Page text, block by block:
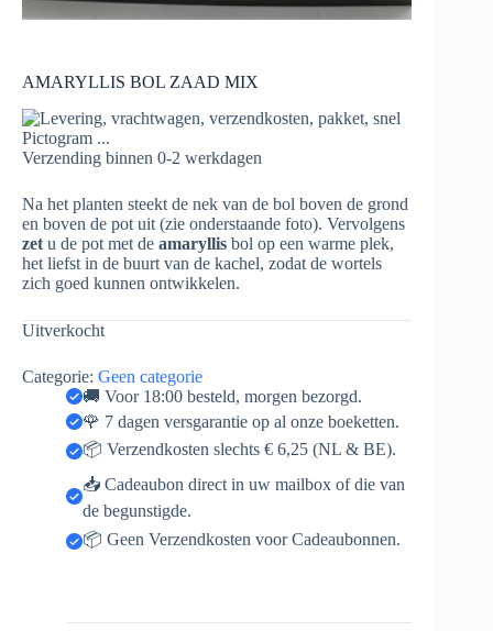
AMARYLLIS BOL ZAAD MIX
Verzending binnen 0-2 werkdagen
Na het planten steekt de nek van de bol boven de grond
en boven de pot uit (zie onderstaande foto). Vervolgens
zet u de pot met de amaryllis bol op een warme plek,
het liefst in de buurt van de kachel, zodat de wortels
zich goed kunnen ontwikkelen.
Uitverkocht
Categorie: Geen categorie
🚚 Voor 18:00 besteld, morgen bezorgd.
🌹 7 dagen versgarantie op al onze boeketten.
📦 Verzendkosten slechts € 6,25 (NL & BE).
📥 Cadeaubon direct in uw mailbox of die van
de begunstigde.
📦 Geen Verzendkosten voor Cadeaubonnen.